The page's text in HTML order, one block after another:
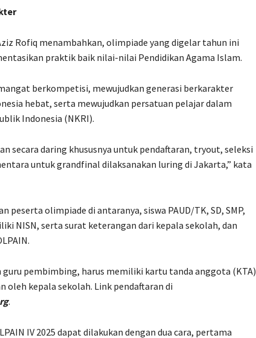
Rofiq menambahkan, olimpiade yang digelar tahun ini
praktik baik nilai-nilai Pendidikan Agama Islam.
berkompetisi, mewujudkan generasi berkarakter
hebat, serta mewujudkan persatuan pelajar dalam
Indonesia (NKRI).
secara daring khususnya untuk pendaftaran, tryout, seleksi
untuk grandfinal dilaksanakan luring di Jakarta,” kata
peserta olimpiade di antaranya, siswa PAUD/TK, SD, SMP,
NISN, serta surat keterangan dari kepala sekolah, dan
pembimbing, harus memiliki kartu tanda anggota (KTA)
oleh kepala sekolah. Link pendaftaran di
.
IV 2025 dapat dilakukan dengan dua cara, pertama